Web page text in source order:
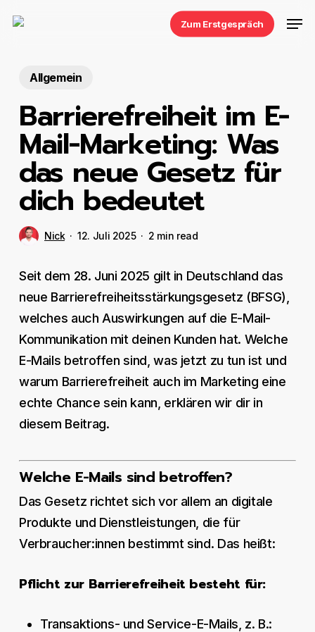
content
Zum Erstgespräch
Allgemein
Barrierefreiheit im E-
Mail-Marketing: Was
das neue Gesetz für
dich bedeutet
Nick 12. Juli 2025 2 min read
Seit dem 28. Juni 2025 gilt in Deutschland das
neue Barrierefreiheitsstärkungsgesetz (BFSG),
welches auch Auswirkungen auf die E-Mail-
Kommunikation mit deinen Kunden hat. Welche
E-Mails betroffen sind, was jetzt zu tun ist und
warum Barrierefreiheit auch im Marketing eine
echte Chance sein kann, erklären wir dir in
diesem Beitrag.
Welche E-Mails sind betroffen?
Das Gesetz richtet sich vor allem an digitale
Produkte und Dienstleistungen, die für
Verbraucher:innen bestimmt sind. Das heißt:
Pflicht zur Barrierefreiheit besteht für:
Transaktions- und Service-E-Mails, z. B.: